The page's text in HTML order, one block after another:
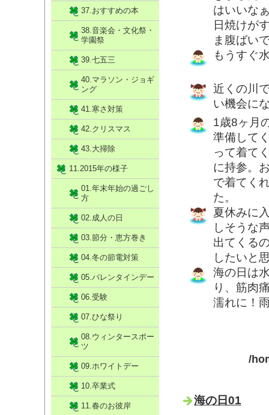
はいいな
日焼けが
ま腹ばい
もうすぐ
近くの川
い機会に
1歳8ヶ月
準備して
って着て
に持参。
で着てく
た。
夏休みに
しそうな
出てくる
したいと
海の日は
り、筋肉
濡れに！
/
海の日01
37.おすすめの本
38.音楽会・文化祭・
学園祭
39.七五三
40.マラソン・ジョギ
ング
41.寒さ対策
42.クリスマス
43.大掃除
11.2015年の様子
01.年末年始の過ごし
方
02.成人の日
03.節分・恵方巻き
04.冬の節電対策
05.バレンタインデー
06.受験
07.ひな祭り
08.ウィンタースポー
ツ
09.ホワイトデー
10.卒業式
11.春のお彼岸